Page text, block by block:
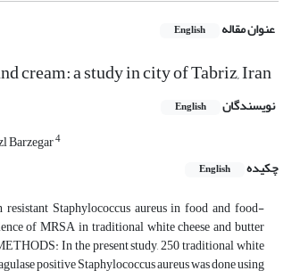
عنوان مقاله English
cream: a study in city of Tabriz, Iran
نویسندگان English
Barzegar4
چکیده English
Staphylococcus aureus in food and food-
of MRSA in traditional white cheese and butter
In the present study, 250 traditional white
positive Staphylococcus aureus was done using